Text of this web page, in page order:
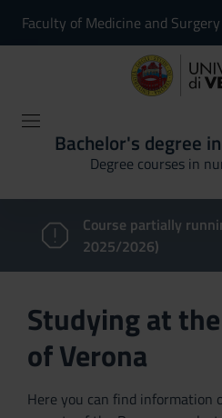
Faculty of Medicine and Surgery
Bachelor's degree
Degree courses in
Course partially
2025/2026)
Studying at
of Verona
Here you can find information